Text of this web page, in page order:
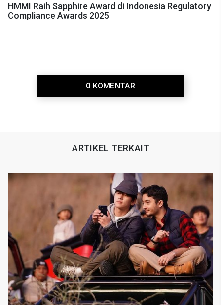
HMMI Raih Sapphire Award di Indonesia Regulatory
Compliance Awards 2025
0 KOMENTAR
ARTIKEL TERKAIT